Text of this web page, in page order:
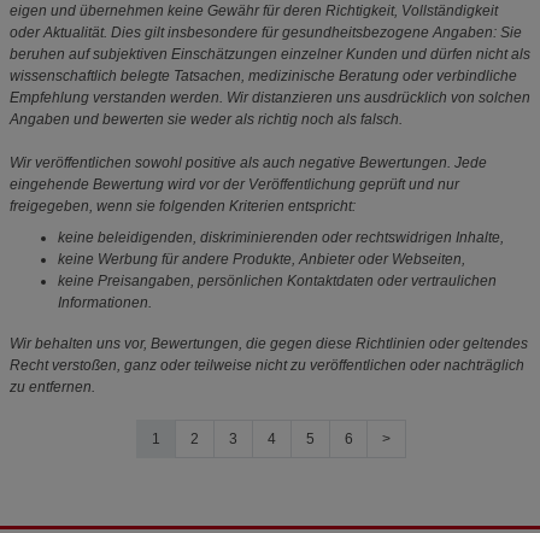
eigen und übernehmen keine Gewähr für deren Richtigkeit, Vollständigkeit
oder Aktualität. Dies gilt insbesondere für gesundheitsbezogene Angaben: Sie
beruhen auf subjektiven Einschätzungen einzelner Kunden und dürfen nicht als
wissenschaftlich belegte Tatsachen, medizinische Beratung oder verbindliche
Empfehlung verstanden werden. Wir distanzieren uns ausdrücklich von solchen
Angaben und bewerten sie weder als richtig noch als falsch.
Wir veröffentlichen sowohl positive als auch negative Bewertungen. Jede
eingehende Bewertung wird vor der Veröffentlichung geprüft und nur
freigegeben, wenn sie folgenden Kriterien entspricht:
keine beleidigenden, diskriminierenden oder rechtswidrigen Inhalte,
keine Werbung für andere Produkte, Anbieter oder Webseiten,
keine Preisangaben, persönlichen Kontaktdaten oder vertraulichen
Informationen.
Wir behalten uns vor, Bewertungen, die gegen diese Richtlinien oder geltendes
Recht verstoßen, ganz oder teilweise nicht zu veröffentlichen oder nachträglich
zu entfernen.
1 2 3 4 5 6 >